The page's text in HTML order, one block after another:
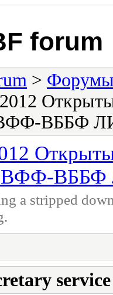
forum
> Форумы
ВББФ
ВББФ
a stripped
service